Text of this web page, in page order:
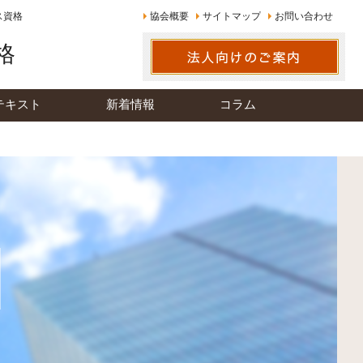
資格 協会概要 サイトマップ お問い合わせ
キスト 新着情報 コラム